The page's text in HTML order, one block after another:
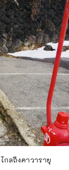
กลถึงคาวารายุ